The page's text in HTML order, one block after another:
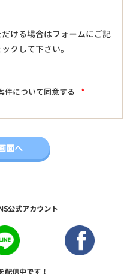
ける場合はフォームにご記
クして下さい。
件について同意する *
公式アカウント
配信中です！